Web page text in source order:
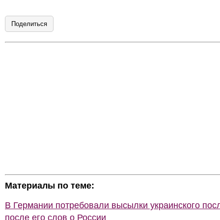
Поделиться
Материалы по теме:
В Германии потребовали высылки украинского
после его слов о России